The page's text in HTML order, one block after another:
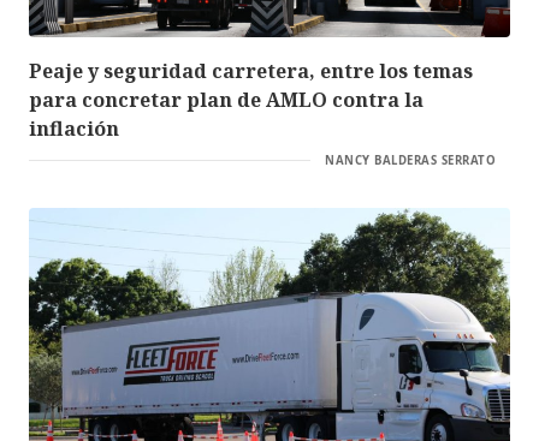
Peaje y seguridad carretera, entre los temas
para concretar plan de AMLO contra la
inflación
NANCY BALDERAS SERRATO